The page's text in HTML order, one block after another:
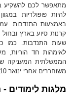
מתאפשר לכם להשקיע
להיות פופולריות
באמצעות התנדבות.
קרנות סיוע בארץ
שעות התנדבות. כמו
לאימהות חד הוריות,
הממשלתית המעניקה
משוחררים אחרי ינואר 2010.
מלגות לימודים